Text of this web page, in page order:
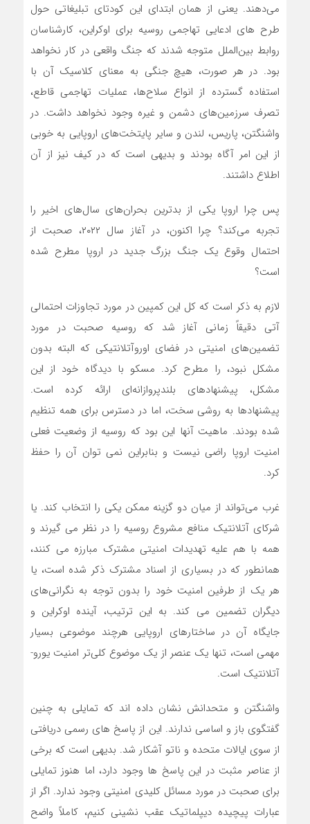
می‌دهند. یعنی از همان ابتدای این کودتای تبلیغاتی حول
طرح های ادعایی تهاجمی روسیه برای اوکراین، کارشناسان
روابط بین‌الملل متوجه شدند که جنگ واقعی در کار نخواهد
بود. در هر صورت، هیچ جنگی به معنای کلاسیک آن با
استفاده گسترده از انواع سلاح‌ها، عملیات تهاجمی قاطع،
تصرف سرزمین‌های دشمن و غیره وجود نخواهد داشت. در
واشنگتن، پاریس، لندن و سایر پایتخت‌های اروپایی به خوبی
از این امر آگاه بودند و بدیهی است که در کیف نیز از آن
اطلاع داشتند.
پس چرا اروپا یکی از بدترین بحران‌های سال‌های اخیر را
تجربه می‌کند؟ چرا اکنون، در آغاز سال ۲۰۲۲، صحبت از
احتمال وقوع یک جنگ بزرگ جدید در اروپا مطرح شده
است؟
لازم به ذکر است که کل این کمپین در مورد تجاوزات احتمالی
آتی دقیقاً زمانی آغاز شد که روسیه صحبت در مورد
تضمین‌های امنیتی در فضای اوروآتلانتیکی که البته بدون
مشکل نبود، را مطرح کرد. مسکو با دیدگاه خود از این
مشکل، پیشنهادهای بلندپروازانه‌ای ارائه کرده است.
پیشنهادها به روشی سخت، اما در دسترس برای همه تنظیم
شده بودند. ماهیت آنها این بود که روسیه از وضعیت فعلی
امنیت اروپا راضی نیست و بنابراین نمی توان آن را حفظ
کرد.
غرب می‌تواند از میان دو گزینه ممکن یکی را انتخاب کند. یا
شرکای آتلانتیک منافع مشروع روسیه را در نظر می گیرند و
همه با هم علیه تهدیدات امنیتی مشترک مبارزه می کنند،
همانطور که در بسیاری از اسناد مشترک ذکر شده است، یا
هر یک از طرفین امنیت خود را بدون توجه به نگرانی‌های
دیگران تضمین می کند. به این ترتیب، آینده اوکراین و
جایگاه آن در ساختارهای اروپایی هرچند موضوعی بسیار
مهمی است، تنها یک عنصر از یک موضوع کلی‌تر امنیت یورو-
آتلانتیک است.
واشنگتن و متحدانش نشان داده اند که تمایلی به چنین
گفتگوی باز و اساسی ندارند. این از پاسخ های رسمی دریافتی
از سوی ایالات متحده و ناتو آشکار شد. بدیهی است که برخی
از عناصر مثبت در این پاسخ ها وجود دارد، اما هنوز تمایلی
برای صحبت در مورد مسائل کلیدی امنیتی وجود ندارد. اگر از
عبارات پیچیده دیپلماتیک عقب نشینی کنیم، کاملاً واضح